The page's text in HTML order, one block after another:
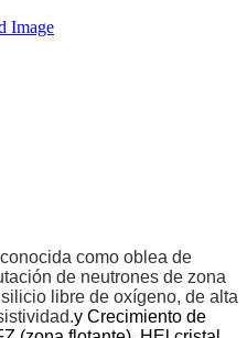
como oblea de
de neutrones de zona
libre de oxígeno, de alta
y Crecimiento de